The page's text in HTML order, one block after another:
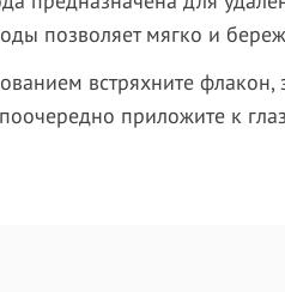
позволяет мягко и
встряхните
приложите к